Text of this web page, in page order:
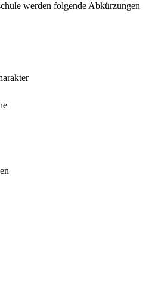
werden folgende Abkürzungen